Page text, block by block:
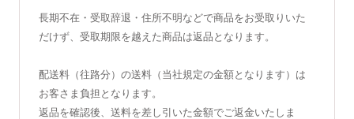
長期不在・受取辞退・住所不明などで商品をお受取りいた
だけず、受取期限を越えた商品は返品となります。
配送料（往路分）の送料（当社規定の金額となります）は
お客さま負担となります。
返品を確認後、送料を差し引いた金額でご返金いたしま